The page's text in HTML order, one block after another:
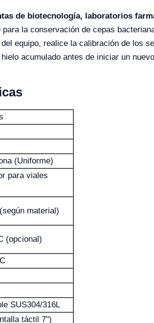
de biotecnología, laboratorios
la conservación de cepas
equipo, realice la calibración de los
acumulado antes de iniciar un
(Uniforme)
para viales
material)
(opcional)
SUS304/316L
táctil 7")